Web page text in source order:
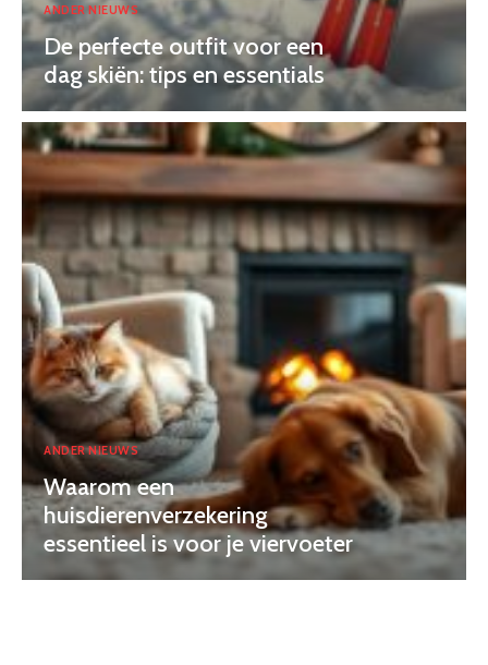
ANDER NIEUWS
De perfecte outfit voor een
dag skiën: tips en essentials
ANDER NIEUWS
Waarom een
huisdierenverzekering
essentieel is voor je viervoeter